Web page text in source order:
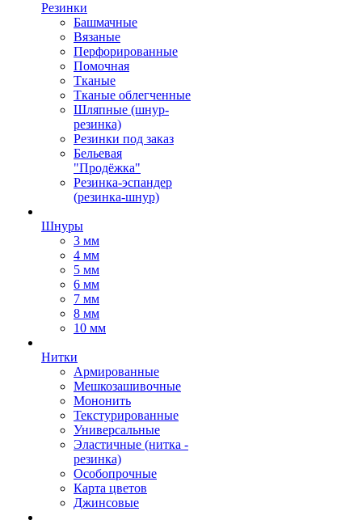
Резинки
Башмачные
Вязаные
Перфорированные
Помочная
Тканые
Тканые облегченные
Шляпные (шнур-
резинка)
Резинки под заказ
Бельевая
"Продёжка"
Резинка-эспандер
(резинка-шнур)
Шнуры
3 мм
4 мм
5 мм
6 мм
7 мм
8 мм
10 мм
Нитки
Армированные
Мешкозашивочные
Мононить
Текстурированные
Универсальные
Эластичные (нитка -
резинка)
Особопрочные
Карта цветов
Джинсовые